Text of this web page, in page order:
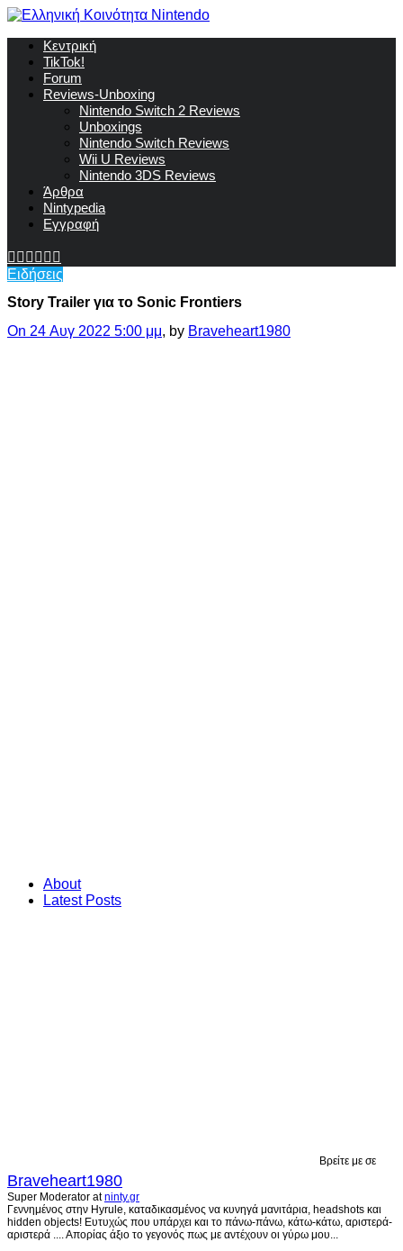
Κεντρική
TikTok!
Forum
Reviews-Unboxing
Nintendo Switch 2 Reviews
Unboxings
Nintendo Switch Reviews
Wii U Reviews
Nintendo 3DS Reviews
Άρθρα
Nintypedia
Εγγραφή
Ειδήσεις
Story Trailer για το Sonic Frontiers
On 24 Αυγ 2022 5:00 μμ, by Braveheart1980
About
Latest Posts
Βρείτε με σε
Braveheart1980
Super Moderator atninty.gr
Γεννημένος στην Hyrule, καταδικασμένος να κυνηγά μανιτάρια, headshots και
hidden objects! Ευτυχώς που υπάρχει και το πάνω-πάνω, κάτω-κάτω, αριστερά-
αριστερά .... Απορίας άξιο το γεγονός πως με αντέχουν οι γύρω μου...